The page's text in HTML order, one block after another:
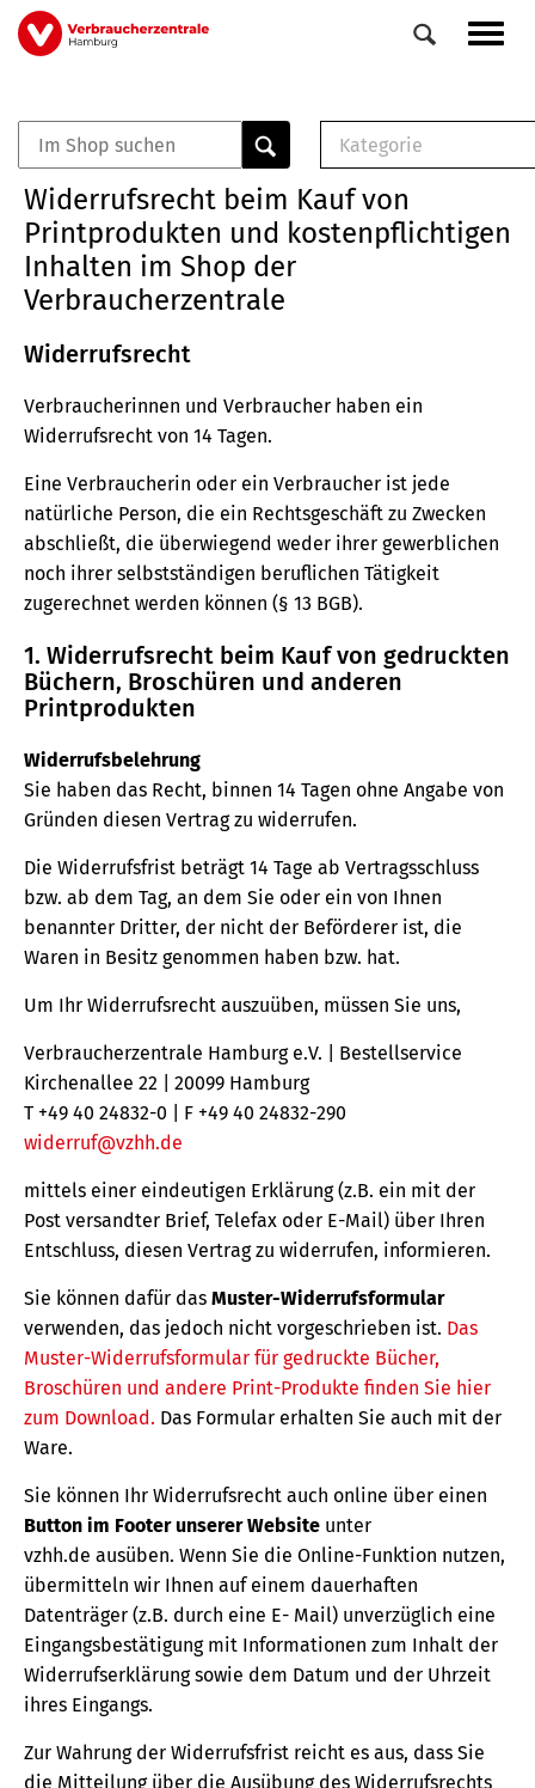
Direkt
zum
Veranstaltungen
0
Elemente
Kategorie
Musterbrief (RTF)
E-Broschüre
Widerrufsrecht beim Kauf von
Printprodukten und kostenpflichtigen
Inhalten im Shop der
Verbraucherzentrale
Widerrufsrecht
Verbraucherinnen und Verbraucher haben ein
Widerrufsrecht von 14 Tagen.
Eine Verbraucherin oder ein Verbraucher ist jede
natürliche Person, die ein Rechtsgeschäft zu Zwecken
abschließt, die überwiegend weder ihrer gewerblichen
noch ihrer selbstständigen beruflichen Tätigkeit
zugerechnet werden können (§ 13 BGB).
1. Widerrufsrecht beim Kauf von gedruckten
Büchern, Broschüren und anderen
Printprodukten
Widerrufsbelehrung
Sie haben das Recht, binnen 14 Tagen ohne Angabe von
Gründen diesen Vertrag zu widerrufen.
Die Widerrufsfrist beträgt 14 Tage ab Vertragsschluss
bzw. ab dem Tag, an dem Sie oder ein von Ihnen
benannter Dritter, der nicht der Beförderer ist, die
Waren in Besitz genommen haben bzw. hat.
Um Ihr Widerrufsrecht auszuüben, müssen Sie uns,
Verbraucherzentrale Hamburg e.V. | Bestellservice
Kirchenallee 22 | 20099 Hamburg
T +49 40 24832-0 | F +49 40 24832-290
widerruf@vzhh.de
mittels einer eindeutigen Erklärung (z.B. ein mit der
Post versandter Brief, Telefax oder E-Mail) über Ihren
Entschluss, diesen Vertrag zu widerrufen, informieren.
Sie können dafür das Muster-Widerrufsformular
verwenden, das jedoch nicht vorgeschrieben ist. Das
Muster-Widerrufsformular für gedruckte Bücher,
Broschüren und andere Print-Produkte finden Sie hier
zum Download. Das Formular erhalten Sie auch mit der
Ware.
Sie können Ihr Widerrufsrecht auch online über einen
Button im Footer unserer Website unter
vzhh.de ausüben. Wenn Sie die Online-Funktion nutzen,
übermitteln wir Ihnen auf einem dauerhaften
Datenträger (z.B. durch eine E- Mail) unverzüglich eine
Eingangsbestätigung mit Informationen zum Inhalt der
Widerrufserklärung sowie dem Datum und der Uhrzeit
ihres Eingangs.
Zur Wahrung der Widerrufsfrist reicht es aus, dass Sie
die Mitteilung über die Ausübung des Widerrufsrechts